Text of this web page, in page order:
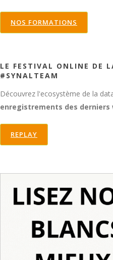
NOS FORMATIONS
LE FESTIVAL ONLINE DE
#SYNALTEAM
Découvrez l'ecosystème de la
enregistrements des derniers
REPLAY